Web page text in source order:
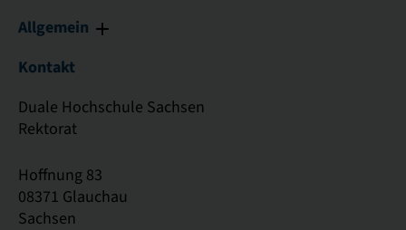
Allgemein
Kontakt
Duale Hochschule Sachsen
Rektorat
Hoffnung 83
08371 Glauchau
Sachsen